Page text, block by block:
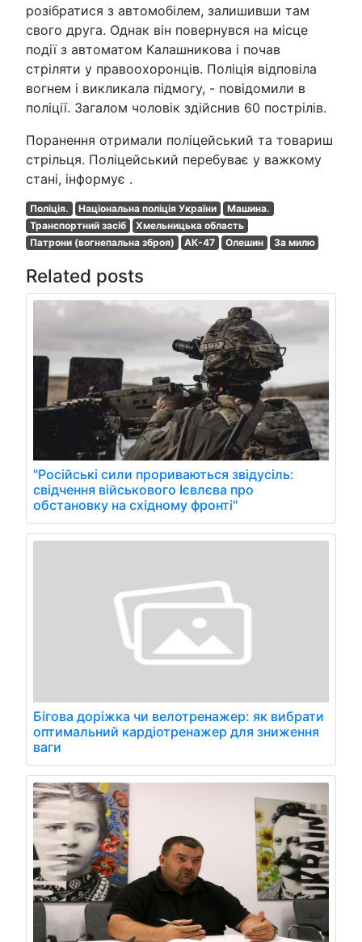
розібратися з автомобілем, залишивши там
свого друга. Однак він повернувся на місце
події з автоматом Калашникова і почав
стріляти у правоохоронців. Поліція відповіла
вогнем і викликала підмогу, - повідомили в
поліції. Загалом чоловік здійснив 60 пострілів.
Поранення отримали поліцейський та товариш
стрільця. Поліцейський перебуває у важкому
стані, інформує .
Поліція. Національна поліція України
Машина.
Транспортний засіб
Хмельницька область
Патрони (вогнепальна зброя)
АК-47 Олешин За милю
Related posts
"Російські сили прориваються звідусіль:
свідчення військового Ієвлєва про
обстановку на східному фронті"
Бігова доріжка чи велотренажер: як вибрати
оптимальний кардіотренажер для зниження
ваги